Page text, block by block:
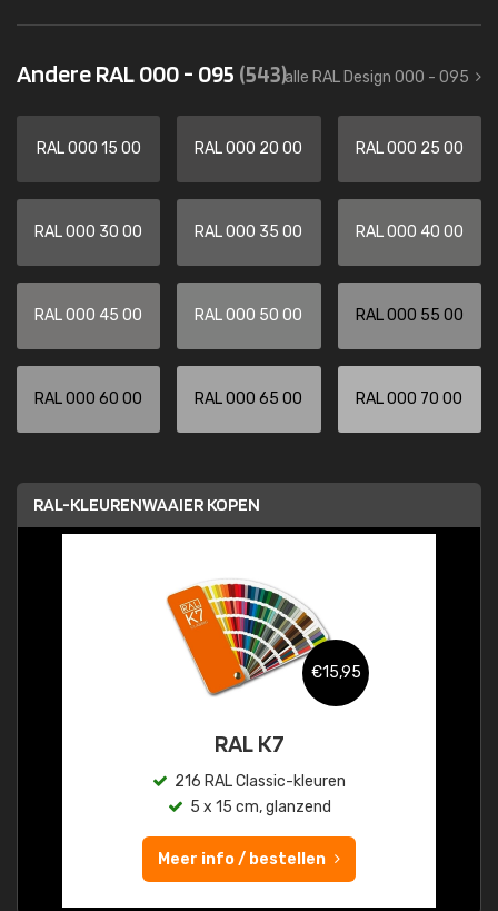
Andere RAL 000 - 095 (543)alle RAL Design 000 - 095
RAL 000 15 00 RAL 000 20 00 RAL 000 25 00
RAL 000 30 00 RAL 000 35 00 RAL 000 40 00
RAL 000 45 00 RAL 000 50 00 RAL 000 55 00
RAL 000 60 00 RAL 000 65 00 RAL 000 70 00
RAL-KLEURENWAAIER KOPEN
€15,95
RAL K7
216 RAL Classic-kleuren
5 x 15 cm, glanzend
Meer info / bestellen